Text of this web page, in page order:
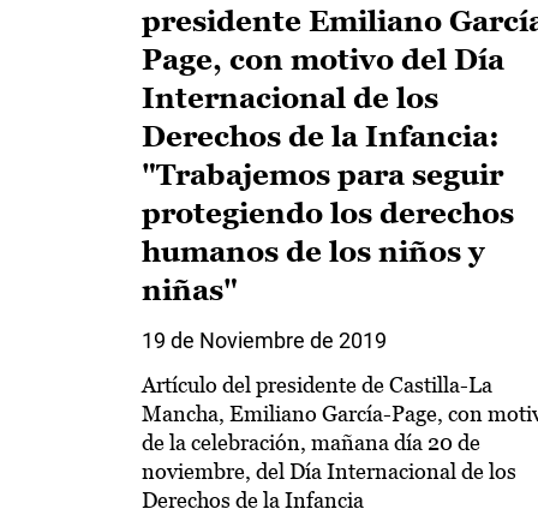
presidente Emiliano
Page, con motivo del Día
Internacional de los
Derechos de la Infancia:
"Trabajemos para seguir
protegiendo los derechos
humanos de los niños y
niñas"
19 de Noviembre de 2019
Artículo del presidente de Castilla-La
Mancha, Emiliano García-Page, con
de la celebración, mañana día 20 de
noviembre, del Día Internacional de los
Derechos de la Infancia